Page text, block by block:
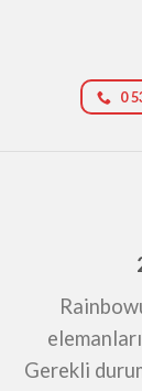
0
Gerekli